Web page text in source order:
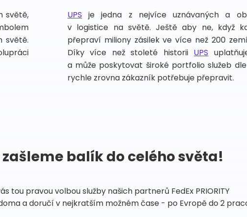
světě,
světě.
UPS je jedna z nejvíce uznávaných a
v logistice na světě. Ještě aby ne, když
přepraví miliony zásilek ve více než 200
Díky více než stoleté historii UPS
a může poskytovat široké portfolio služeb
rychle zrovna zákazník potřebuje přepravit.
balík do celého světa!
pravou volbou služby našich partnerů FedEx PRIORITY
doma a doručí v nejkratším možném čase - po Evropě do 2